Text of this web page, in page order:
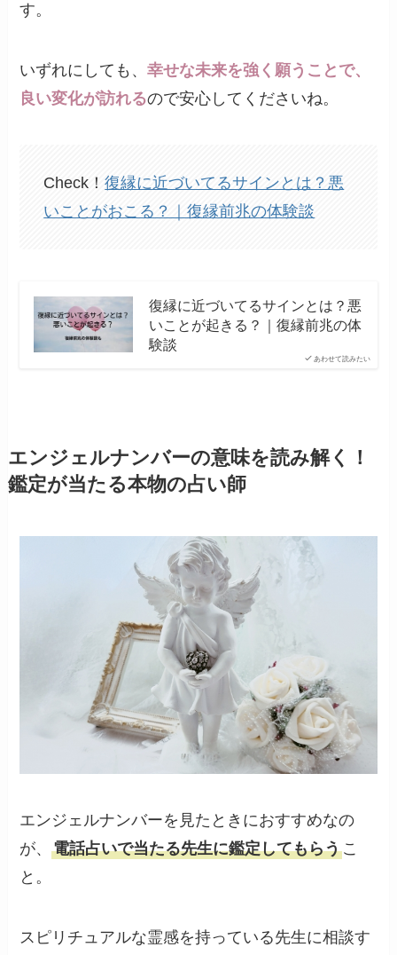
す。
いずれにしても、幸せな未来を強く願うことで、
良い変化が訪れるので安心してくださいね。
Check！復縁に近づいてるサインとは？悪
いことがおこる？｜復縁前兆の体験談
あわせて読みたい
復縁に近づいてるサインとは？悪
いことが起きる？｜復縁前兆の体
験談
エンジェルナンバーの意味を読み解く！
鑑定が当たる本物の占い師
エンジェルナンバーを見たときにおすすめなの
が、電話占いで当たる先生に鑑定してもらうこ
と。
スピリチュアルな霊感を持っている先生に相談す